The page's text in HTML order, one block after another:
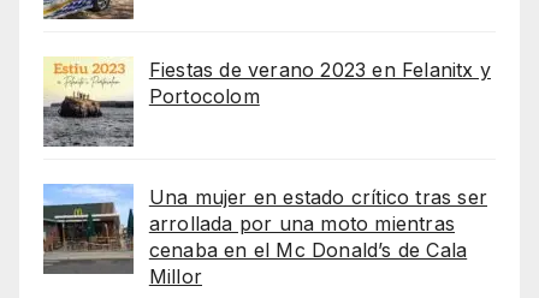
Fiestas de verano 2023 en Felanitx y
Portocolom
Una mujer en estado crítico tras ser
arrollada por una moto mientras
cenaba en el Mc Donald’s de Cala
Millor